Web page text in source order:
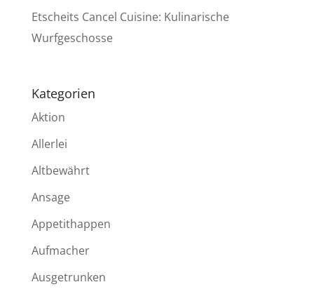
Etscheits Cancel Cuisine: Kulinarische
Wurfgeschosse
Kategorien
Aktion
Allerlei
Altbewährt
Ansage
Appetithappen
Aufmacher
Ausgetrunken